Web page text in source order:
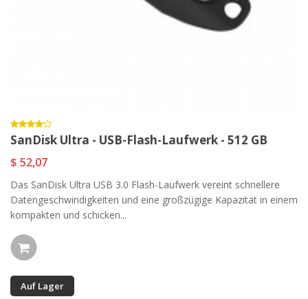
SanDisk Ultra - USB-Flash-Laufwerk - 512 GB
$ 52,07
Das SanDisk Ultra USB 3.0 Flash-Laufwerk vereint schnellere
Datengeschwindigkeiten und eine großzügige Kapazität in einem
kompakten und schicken...
Auf Lager